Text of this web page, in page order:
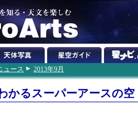
ュース 2013年9月
かるスーパーアースの空